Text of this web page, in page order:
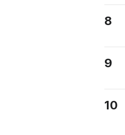
8
9
10